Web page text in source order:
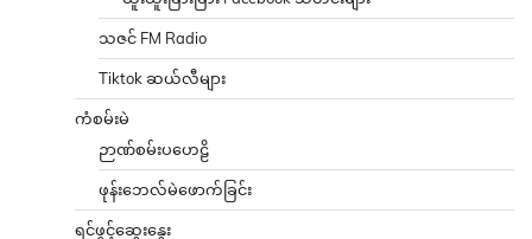
သဇင် FM Radio
Tiktok ဆယ်လီများ
ကံစမ်းမဲ
ဉာဏ်စမ်းပဟေဠိ
ဖုန်းဘေလ်မဲဖောက်ခြင်း
ရင်ဖွင့်ဆွေးနွေး